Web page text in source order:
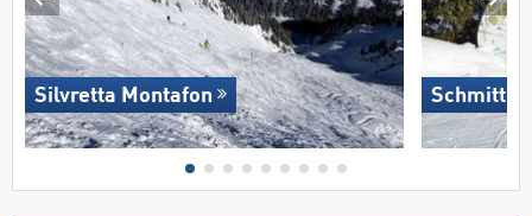
Silvretta Montafon Schmitten